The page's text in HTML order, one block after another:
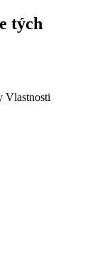
tých
Vlastnosti